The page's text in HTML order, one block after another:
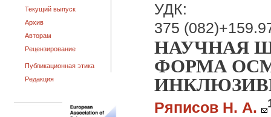
Текущий выпуск
Архив
Авторам
Рецензирование
Публикационная этика
Редакция
УДК:
375
НАУЧНАЯ
ФОРМА
Ряписов Н. А.